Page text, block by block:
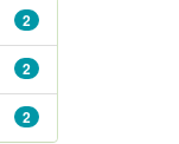
2
2
2